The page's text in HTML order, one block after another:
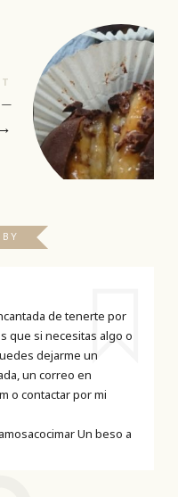
–
de tenerte por
que si necesitas algo o
dejarme un
un correo en
o contactar por mi
Un beso a